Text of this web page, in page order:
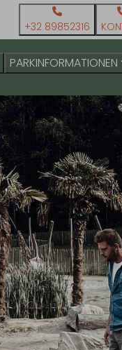
+32 89852316
PARKINFORMATIONEN